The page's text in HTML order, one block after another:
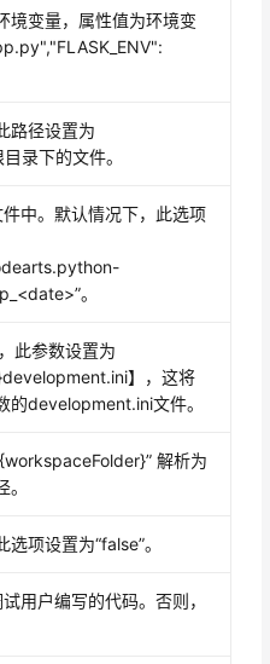
境变量，属性值为环境变
路径设置为
录下的文件。
中。默认情况下，此选项
。
此参数设置为
】，这将
的development.ini文件。
解析为
选项设置为“false”。
用户编写的代码。否则，